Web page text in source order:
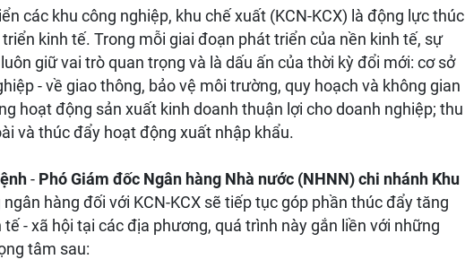
các khu công nghiệp, khu chế xuất (KCN-KCX) là động lực thúc
kinh tế. Trong mỗi giai đoạn phát triển của nền kinh tế, sự
giữ vai trò quan trọng và là dấu ấn của thời kỳ đổi mới: cơ sở
- về giao thông, bảo vệ môi trường, quy hoạch và không gian
hoạt động sản xuất kinh doanh thuận lợi cho doanh nghiệp; thu
và thúc đẩy hoạt động xuất nhập khẩu.
- Phó Giám đốc Ngân hàng Nhà nước (NHNN) chi nhánh Khu
hàng đối với KCN-KCX sẽ tiếp tục góp phần thúc đẩy tăng
- xã hội tại các địa phương, quá trình này gắn liền với những
tâm sau: